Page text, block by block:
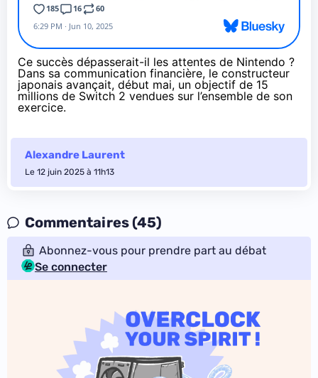
Ce succès dépasserait-il les attentes de Nintendo ?
Dans sa communication financière, le constructeur
japonais avançait, début mai, un objectif de 15
millions de Switch 2 vendues sur l’ensemble de son
exercice.
Alexandre Laurent
Le 12 juin 2025 à 11h13
Commentaires (45)
Abonnez-vous pour prendre part au débat
Se connecter